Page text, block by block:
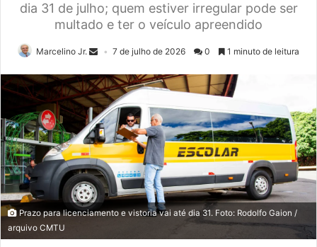
dia 31 de julho; quem estiver irregular pode ser
multado e ter o veículo apreendido
Marcelino Jr. 7 de julho de 2026 0 1 minuto de leitura
Prazo para licenciamento e vistoria vai até dia 31. Foto: Rodolfo Gaion /
arquivo CMTU